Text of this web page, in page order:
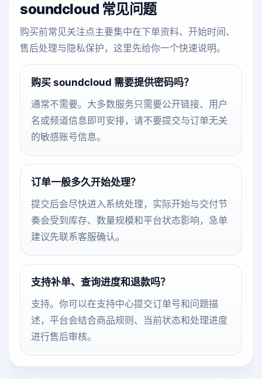
soundcloud 常见问题
购买前常见关注点主要集中在下单资料、开始时间、
售后处理与隐私保护，这里先给你一个快速说明。
购买 soundcloud 需要提供密码吗？
通常不需要。大多数服务只需要公开链接、用户
名或频道信息即可安排，请不要提交与订单无关
的敏感账号信息。
订单一般多久开始处理？
提交后会尽快进入系统处理，实际开始与交付节
奏会受到库存、数量规模和平台状态影响，急单
建议先联系客服确认。
支持补单、查询进度和退款吗？
支持。你可以在支持中心提交订单号和问题描
述，平台会结合商品规则、当前状态和处理进度
进行售后审核。